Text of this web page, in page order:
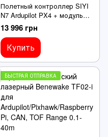
Полетный контроллер SIYI
N7 Ardupilot PX4 + модуль
питания 2-14S, для
промышленных UAV дронов
13 996 грн
Купить
БЫСТРАЯ ОТПРАВКА